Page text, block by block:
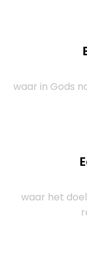
waar in Gods
waar het